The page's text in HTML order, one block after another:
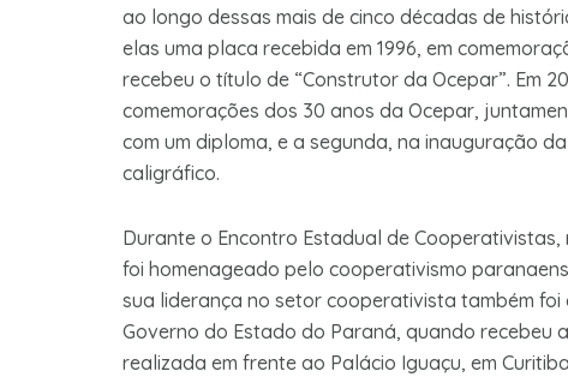
ao longo dessas mais de cinco décadas de
elas uma placa recebida em 1996, em
recebeu o título de “Construtor da Ocepar”. Em
comemorações dos 30 anos da Ocepar,
com um diploma, e a segunda, na inauguração
caligráfico.
Durante o Encontro Estadual de
foi homenageado pelo cooperativismo
sua liderança no setor cooperativista também foi
Governo do Estado do Paraná, quando recebeu
realizada em frente ao Palácio Iguaçu, em